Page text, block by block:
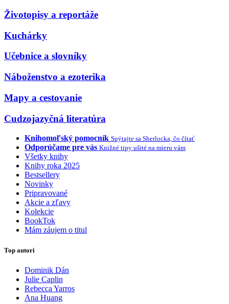
Životopisy a reportáže
Kuchárky
Učebnice a slovníky
Náboženstvo a ezoterika
Mapy a cestovanie
Cudzojazyčná literatúra
Knihomoľský pomocník Spýtajte sa Sherlocka, čo čítať
Odporúčame pre vás Knižné tipy ušité na mieru vám
Všetky knihy
Knihy roka 2025
Bestsellery
Novinky
Pripravované
Akcie a zľavy
Kolekcie
BookTok
Mám záujem o titul
Top autori
Dominik Dán
Julie Caplin
Rebecca Yarros
Ana Huang